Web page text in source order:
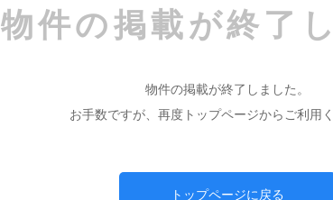
物件の掲載が終了
物件の掲載が終了しました。
お手数ですが、再度トップページからご利用く
トップページに戻る